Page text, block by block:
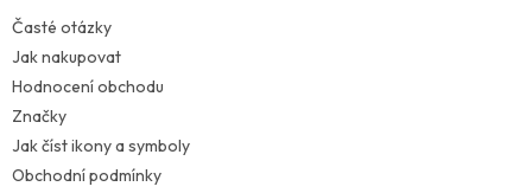
Časté otázky
Jak nakupovat
Hodnocení obchodu
Značky
Jak číst ikony a symboly
Obchodní podmínky